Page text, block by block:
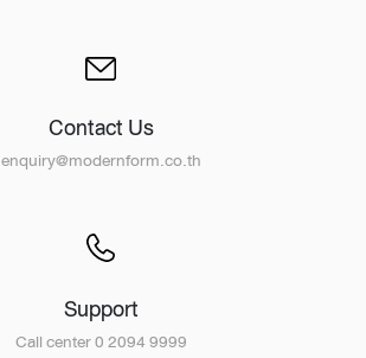
Contact Us
enquiry@modernform.co.th
Support
Call center 0 2094 9999